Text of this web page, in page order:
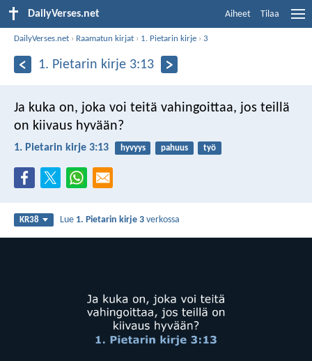
DailyVerses.net Aiheet Tilaa
DailyVerses.net › Raamatun kirjat › 1. Pietarin kirje ›3
1. Pietarin kirje 3:13
Ja kuka on, joka voi teitä vahingoittaa, jos teillä
on kiivaus hyvään?
1. Pietarin kirje 3:13 hyvyys pahuus työ
KR38 Lue 1. Pietarin kirje 3 verkossa